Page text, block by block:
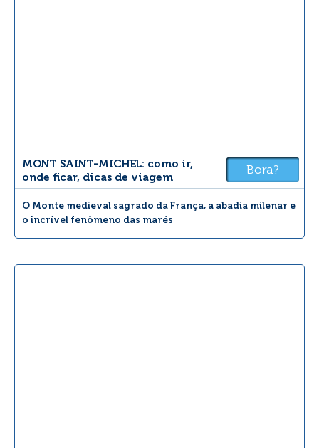
MONT SAINT-MICHEL: como ir,
onde ficar, dicas de viagem
O Monte medieval sagrado da França, a abadia milenar e
o incrível fenômeno das marés
Bora?